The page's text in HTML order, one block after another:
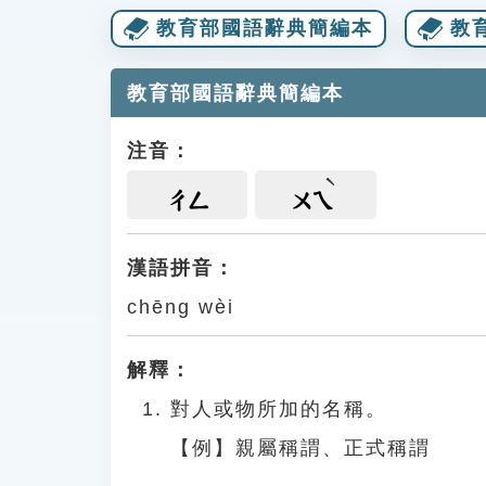
教育部國語辭典簡編本 教
教育部國語辭典簡編本
注音：
ㄔㄥ ㄨㄟ
漢語拼音：
chēng wèi
解釋：
對人或物所加的名稱。
【例】親屬稱謂、正式稱謂